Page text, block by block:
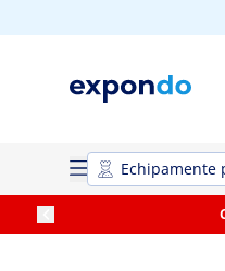
Echipamente